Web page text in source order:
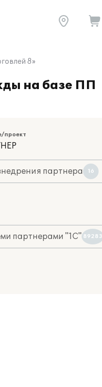
8»
на базе ПП
проект
партнера 16
партнерами "1С" 89283